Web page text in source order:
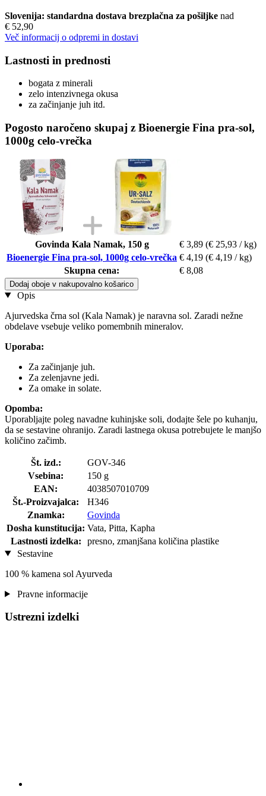
Slovenija: standardna dostava brezplačna za pošiljke nad
€ 52,90
Več informacij o odpremi in dostavi
Lastnosti in prednosti
bogata z minerali
zelo intenzivnega okusa
za začinjanje juh itd.
Pogosto naročeno skupaj z Bioenergie Fina pra-sol,
1000g celo-vrečka
Govinda Kala Namak, 150 g € 3,89 (€ 25,93 / kg)
Bioenergie Fina pra-sol, 1000g celo-vrečka € 4,19 (€ 4,19 / kg)
Skupna cena:
€ 8,08
Dodaj oboje v nakupovalno košarico
Opis
Ajurvedska črna sol (Kala Namak) je naravna sol. Zaradi nežne
obdelave vsebuje veliko pomembnih mineralov.
Uporaba:
Za začinjanje juh.
Za zelenjavne jedi.
Za omake in solate.
Opomba:
Uporabljajte poleg navadne kuhinjske soli, dodajte šele po kuhanju,
da se sestavine ohranijo. Zaradi lastnega okusa potrebujete le manjšo
količino začimb.
Št. izd.:
GOV-346
Vsebina:
150 g
EAN:
4038507010709
Št.-Proizvajalca:
H346
Znamka:
Govinda
Dosha kunstitucija: Vata, Pitta, Kapha
Lastnosti izdelka:
presno, zmanjšana količina plastike
Sestavine
100 % kamena sol Ayurveda
Pravne informacije
Ustrezni izdelki